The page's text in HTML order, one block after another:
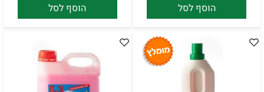
הוסף לסל
הוסף לסל